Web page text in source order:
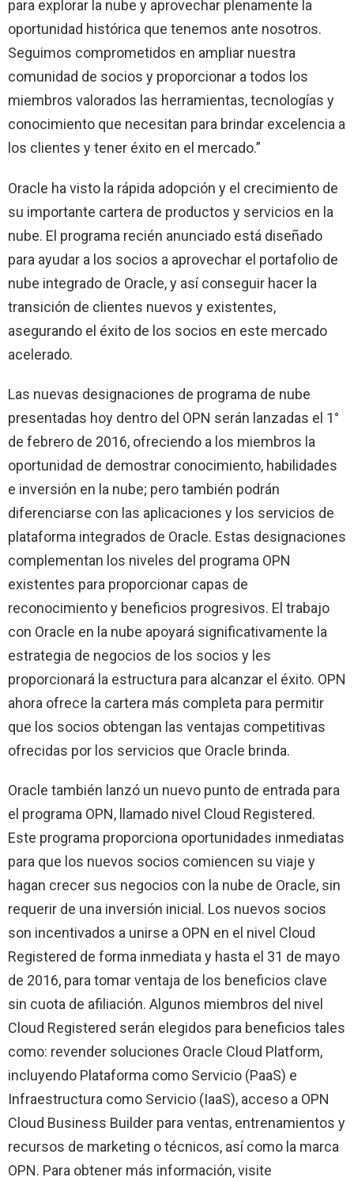
para explorar la nube y aprovechar plenamente la
oportunidad histórica que tenemos ante nosotros.
Seguimos comprometidos en ampliar nuestra
comunidad de socios y proporcionar a todos los
miembros valorados las herramientas, tecnologías y
conocimiento que necesitan para brindar excelencia a
los clientes y tener éxito en el mercado.”
Oracle ha visto la rápida adopción y el crecimiento de
su importante cartera de productos y servicios en la
nube. El programa recién anunciado está diseñado
para ayudar a los socios a aprovechar el portafolio de
nube integrado de Oracle, y así conseguir hacer la
transición de clientes nuevos y existentes,
asegurando el éxito de los socios en este mercado
acelerado.
Las nuevas designaciones de programa de nube
presentadas hoy dentro del OPN serán lanzadas el 1°
de febrero de 2016, ofreciendo a los miembros la
oportunidad de demostrar conocimiento, habilidades
e inversión en la nube; pero también podrán
diferenciarse con las aplicaciones y los servicios de
plataforma integrados de Oracle. Estas designaciones
complementan los niveles del programa OPN
existentes para proporcionar capas de
reconocimiento y beneficios progresivos. El trabajo
con Oracle en la nube apoyará significativamente la
estrategia de negocios de los socios y les
proporcionará la estructura para alcanzar el éxito. OPN
ahora ofrece la cartera más completa para permitir
que los socios obtengan las ventajas competitivas
ofrecidas por los servicios que Oracle brinda.
Oracle también lanzó un nuevo punto de entrada para
el programa OPN, llamado nivel Cloud Registered.
Este programa proporciona oportunidades inmediatas
para que los nuevos socios comiencen su viaje y
hagan crecer sus negocios con la nube de Oracle, sin
requerir de una inversión inicial. Los nuevos socios
son incentivados a unirse a OPN en el nivel Cloud
Registered de forma inmediata y hasta el 31 de mayo
de 2016, para tomar ventaja de los beneficios clave
sin cuota de afiliación. Algunos miembros del nivel
Cloud Registered serán elegidos para beneficios tales
como: revender soluciones Oracle Cloud Platform,
incluyendo Plataforma como Servicio (PaaS) e
Infraestructura como Servicio (IaaS), acceso a OPN
Cloud Business Builder para ventas, entrenamientos y
recursos de marketing o técnicos, así como la marca
OPN. Para obtener más información, visite